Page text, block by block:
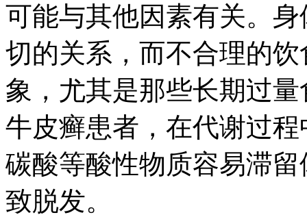
可能与其他因素有关。
切的关系，而不合理的
象，尤其是那些长期过
牛皮癣患者，在代谢过
碳酸等酸性物质容易滞
致脱发。